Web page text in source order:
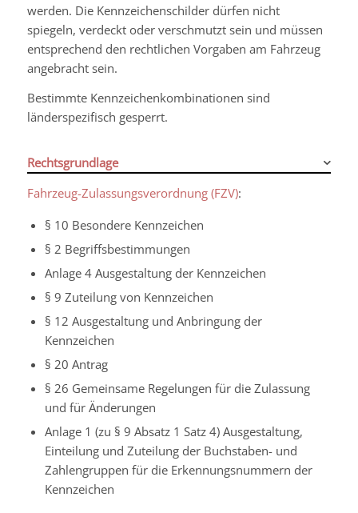
werden. Die Kennzeichenschilder dürfen nicht
spiegeln, verdeckt oder verschmutzt sein und müssen
entsprechend den rechtlichen Vorgaben am Fahrzeug
angebracht sein.
Bestimmte Kennzeichenkombinationen sind
länderspezifisch gesperrt.
Rechtsgrundlage
Fahrzeug-Zulassungsverordnung (FZV):
§ 10 Besondere Kennzeichen
§ 2 Begriffsbestimmungen
Anlage 4 Ausgestaltung der Kennzeichen
§ 9 Zuteilung von Kennzeichen
§ 12 Ausgestaltung und Anbringung der
Kennzeichen
§ 20 Antrag
§ 26 Gemeinsame Regelungen für die Zulassung
und für Änderungen
Anlage 1 (zu § 9 Absatz 1 Satz 4) Ausgestaltung,
Einteilung und Zuteilung der Buchstaben- und
Zahlengruppen für die Erkennungsnummern der
Kennzeichen